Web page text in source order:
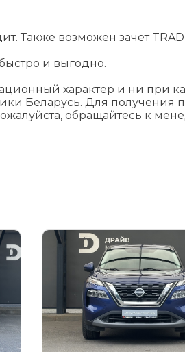
Также возможен зачет
и выгодно.
характер и ни при
Беларусь. Для
обращайтесь к